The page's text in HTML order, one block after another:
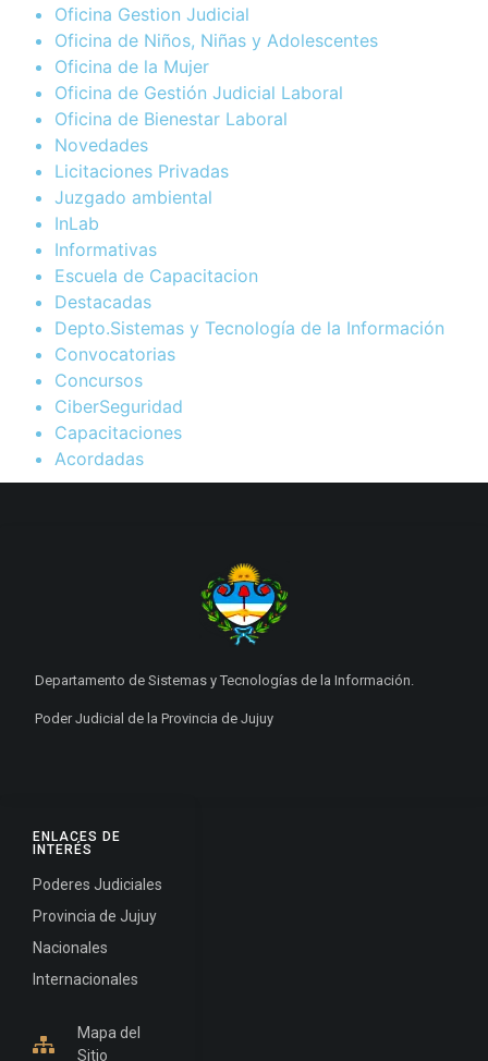
Oficina Gestion Judicial
Oficina de Niños, Niñas y Adolescentes
Oficina de la Mujer
Oficina de Gestión Judicial Laboral
Oficina de Bienestar Laboral
Novedades
Licitaciones Privadas
Juzgado ambiental
InLab
Informativas
Escuela de Capacitacion
Destacadas
Depto.Sistemas y Tecnología de la Información
Convocatorias
Concursos
CiberSeguridad
Capacitaciones
Acordadas
ENLACES DE
INTERÉS
Poderes Judiciales
Provincia de Jujuy
Nacionales
Internacionales
Mapa del
Sitio
Departamento de Sistemas y Tecnologías de la Información.
Poder Judicial de la Provincia de Jujuy